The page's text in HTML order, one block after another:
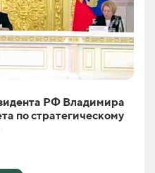
РФ Владимира
по стратегическому